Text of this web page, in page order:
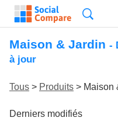
Maison & Jardin -
à jour
Tous > Produits > Maison
Derniers modifiés